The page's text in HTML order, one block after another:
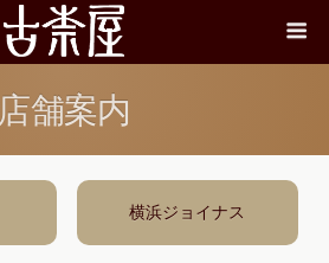
店舗案内
横浜ジョイナス